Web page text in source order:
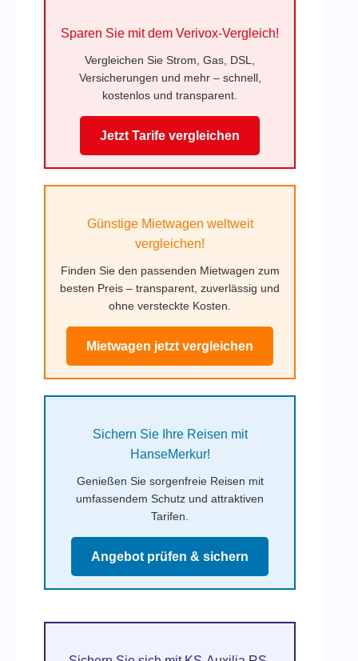
Sparen Sie mit dem Verivox-Vergleich!
Vergleichen Sie Strom, Gas, DSL,
Versicherungen und mehr – schnell,
kostenlos und transparent.
Jetzt Tarife vergleichen
Günstige Mietwagen weltweit
vergleichen!
Finden Sie den passenden Mietwagen zum
besten Preis – transparent, zuverlässig und
ohne versteckte Kosten.
Mietwagen jetzt vergleichen
Sichern Sie Ihre Reisen mit
HanseMerkur!
Genießen Sie sorgenfreie Reisen mit
umfassendem Schutz und attraktiven
Tarifen.
Angebot prüfen & sichern